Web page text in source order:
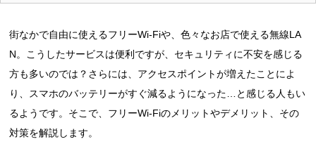
街なかで自由に使えるフリーWi-Fiや、色々なお店で使える無線LA
N。こうしたサービスは便利ですが、セキュリティに不安を感じる
方も多いのでは？さらには、アクセスポイントが増えたことによ
り、スマホのバッテリーがすぐ減るようになった…と感じる人もい
るようです。そこで、フリーWi-Fiのメリットやデメリット、その
対策を解説します。